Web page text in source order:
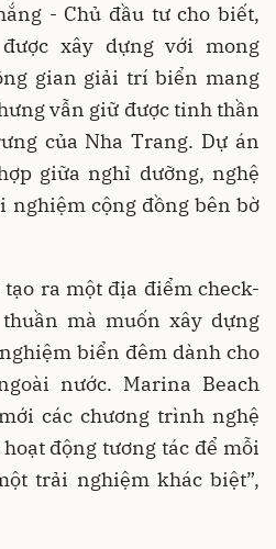
- Chủ đầu tư cho biết,
xây dựng với mong
gian giải trí biển mang
vẫn giữ được tinh thần
của Nha Trang. Dự án
giữa nghỉ dưỡng, nghệ
nghiệm cộng đồng bên bờ
ra một địa điểm check-
mà muốn xây dựng
biển đêm dành cho
nước. Marina Beach
các chương trình nghệ
động tương tác để mỗi
trải nghiệm khác biệt”,